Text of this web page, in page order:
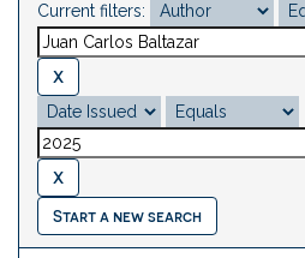
Current filters:
Start a new search